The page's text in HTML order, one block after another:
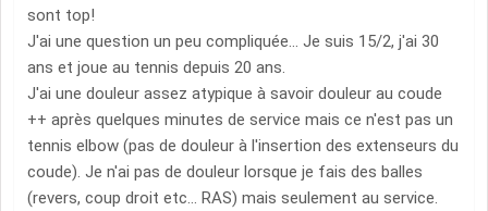
sont top!
J'ai une question un peu compliquée... Je suis 15/2, j'ai 30
ans et joue au tennis depuis 20 ans.
J'ai une douleur assez atypique à savoir douleur au coude
++ après quelques minutes de service mais ce n'est pas un
tennis elbow (pas de douleur à l'insertion des extenseurs du
coude). Je n'ai pas de douleur lorsque je fais des balles
(revers, coup droit etc... RAS) mais seulement au service.